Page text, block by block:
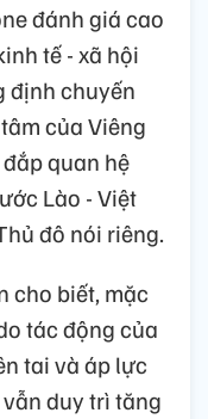
đánh giá cao
tế - xã hội
định chuyến
của Viêng
quan hệ
Lào - Việt
đô nói riêng.
cho biết, mặc
tác động của
tai và áp lực
duy trì tăng